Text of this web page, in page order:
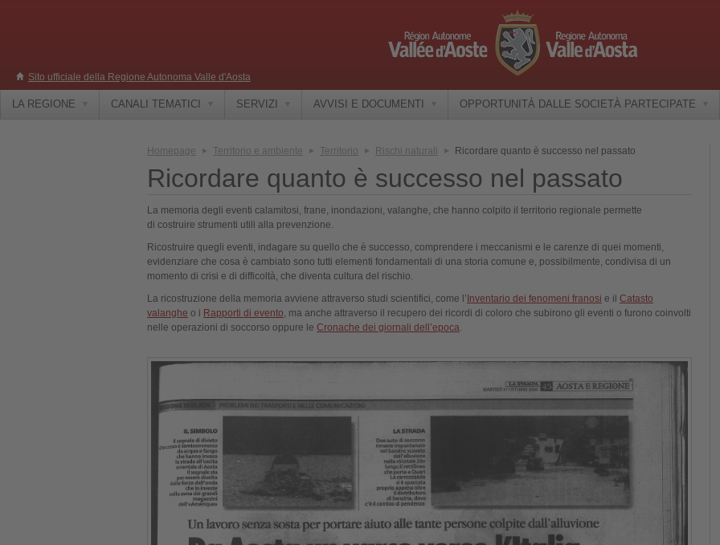
Sito ufficiale della Regione Autonoma Valle d'Aosta
LA REGIONE CANALI TEMATICI SERVIZI AVVISI E DOCUMENTI OPPORTUNITÀ DALLE SOCIETÀ PARTECIPATE
Homepage Territorio e ambiente Territorio Rischi naturali Ricordare quanto è successo nel passato
Ricordare quanto è successo nel passato
La memoria degli eventi calamitosi, frane, inondazioni, valanghe, che hanno colpito il territorio regionale permette
di costruire strumenti utili alla prevenzione.
Ricostruire quegli eventi, indagare su quello che è successo, comprendere i meccanismi e le carenze di quei momenti,
evidenziare che cosa è cambiato sono tutti elementi fondamentali di una storia comune e, possibilmente, condivisa di un
momento di crisi e di difficoltà, che diventa cultura del rischio.
La ricostruzione della memoria avviene attraverso studi scientifici, come l’ Inventario dei fenomeni franosi e il Catasto
valanghe o i Rapporti di evento, ma anche attraverso il recupero dei ricordi di coloro che subirono gli eventi o furono coinvolti
nelle operazioni di soccorso oppure le Cronache dei giornali dell’epoca.